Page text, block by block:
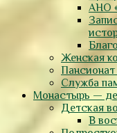
АНО
Женская
Пансионат
Служба
Монастырь —
Детская
В